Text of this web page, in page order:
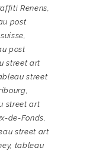
Renens,
post
,
post
street art
street
,
street art
de-Fonds,
street art
, tableau